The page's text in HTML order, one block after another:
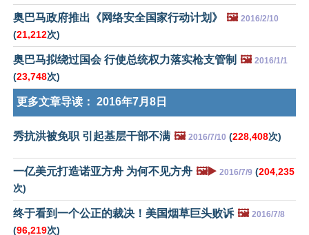
奥巴马政府推出《网络安全国家行动计划》 🖼️ 2016/2/10
(21,212次)
奥巴马拟绕过国会 行使总统权力落实枪支管制 🖼️ 2016/1/1
(23,748次)
更多文章导读： 2016年7月8日
秀抗洪被免职 引起基层干部不满 🖼️ 2016/7/10 (228,408次)
一亿美元打造诺亚方舟 为何不见方舟 🖼️▶️ 2016/7/9 (204,235
次)
终于看到一个公正的裁决！美国烟草巨头败诉 🖼️ 2016/7/8
(96,219次)